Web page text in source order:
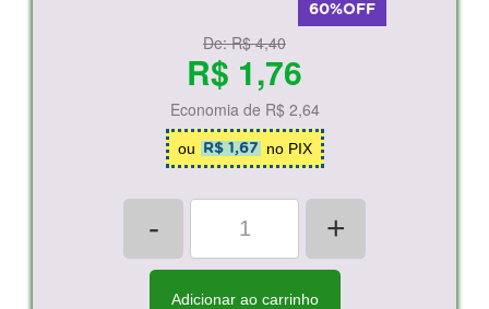
60%OFF
De:R$ 4,40
R$ 1,76
Economia de R$ 2,64
ou R$ 1,67 no PIX
- +
Adicionar ao carrinho